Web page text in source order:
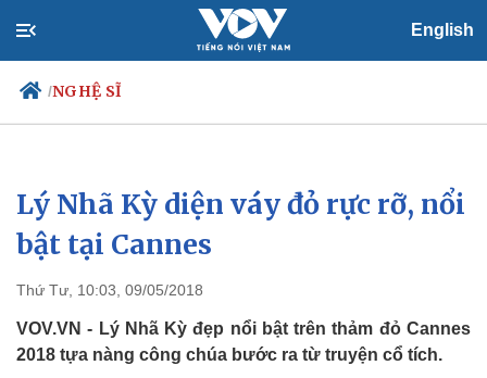
English
/NGHỆ SĨ
Chính trị
Đảng
Tổ chức nhân sự
Nhận diện sự thật
Xã hội
Việc làm
Biển đảo
Lý Nhã Kỳ diện váy đỏ rực rỡ, nổi
bật tại Cannes
Thứ Tư, 10:03, 09/05/2018
VOV.VN - Lý Nhã Kỳ đẹp nổi bật trên thảm đỏ Cannes
2018 tựa nàng công chúa bước ra từ truyện cổ tích.